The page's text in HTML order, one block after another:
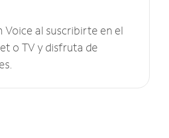
Voice al suscribirte en el
o TV y disfruta de